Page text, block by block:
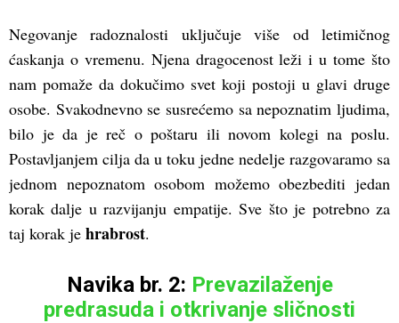
Negovanje radoznalosti uključuje više od letimičnog
ćaskanja o vremenu. Njena dragocenost leži i u tome što
nam pomaže da dokučimo svet koji postoji u glavi druge
osobe. Svakodnevno se susrećemo sa nepoznatim ljudima,
bilo je da je reč o poštaru ili novom kolegi na poslu.
Postavljanjem cilja da u toku jedne nedelje razgovaramo sa
jednom nepoznatom osobom možemo obezbediti jedan
korak dalje u razvijanju empatije. Sve što je potrebno za
taj korak je hrabrost.
Navika br. 2: Prevazilaženje
predrasuda i otkrivanje sličnosti